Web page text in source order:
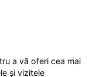
a vă oferi cea mai
și vizitele